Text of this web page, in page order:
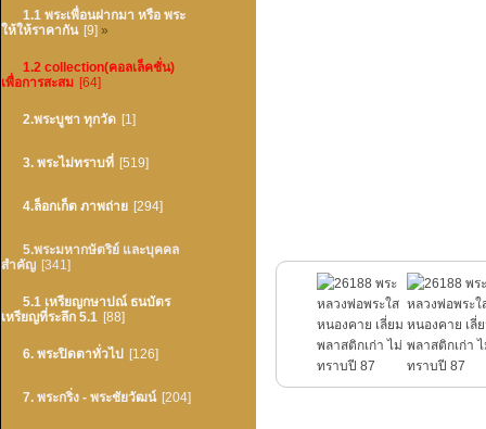
1.1 พระเพื่อนฝากมา หรือ พระ
ให้ให้ราคากัน [9] »
1.2 collection(คอลเล็คชั่น)
เพื่อการสะสม [64]
2.พระบูชา ทุกวัด [1]
3. พระไม่ทราบที่ [519]
4.ล็อกเก็ต ภาพถ่าย [294]
5.พระมหากษัตริย์ และบุคคล
สำคัญ [341]
5.1 เหรียญกษาปณ์ ธนบัตร
เหรียญที่ระลึก 5.1 [88]
6. พระปิดตาทั่วไป [126]
7. พระกริ่ง - พระชัยวัฒน์ [204]